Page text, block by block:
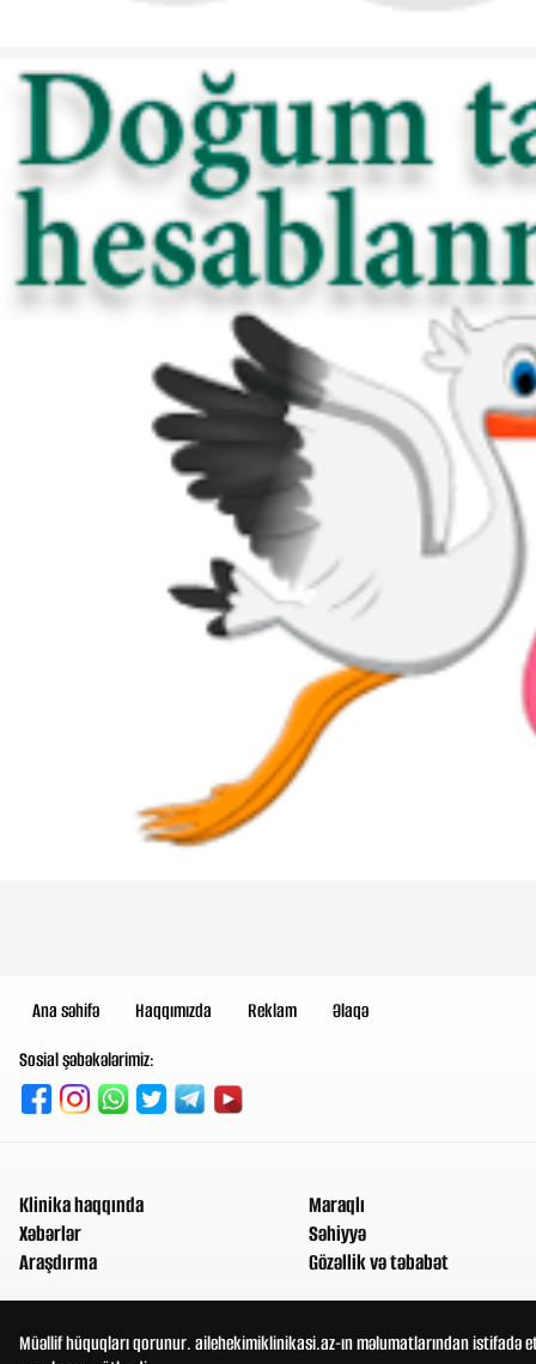
Ana səhifə Haqqımızda Reklam
Əlaqə
Sosial şəbəkələrimiz:
Klinika haqqında
Xəbərlər
Araşdırma
Maraqlı
Səhiyyə
Gözəllik və təbabət
Müəllif hüquqları qorunur. ailehekimiklinikasi.az-ın məlumatlarından